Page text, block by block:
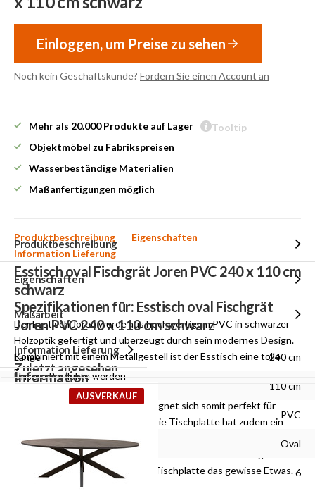
Einloggen, um Preise zu sehen
Noch kein Geschäftskunde? Fordern Sie einen Account an
Mehr als 20.000 Produkte auf Lager
Tooltip
Objektmöbel zu Fabrikspreisen
Wasserbeständige Materialien
Maßanfertigungen möglich
Produktbeschreibung
Eigenschaften
Information Lieferung
Produktbeschreibung
Esstisch oval Fischgrät Joren PVC 240 x 110 cm
schwarz
Der Esstisch Joren wurde aus hochwertigem PVC in schwarzer
Holzoptik gefertigt und überzeugt durch sein modernes Design.
Kombiniert mit einem Metallgestell ist der Esstisch eine tolle
Ergänzung.
Der Esstisch Joren ist oval und eignet sich somit perfekt für
einen etwas schmaleren Raum. Die Tischplatte hat zudem ein
Fischgrätmuster, dafür wurden einzelne Platten wie eine
Fischgräte aneinander gelegt. Dieses Muster wird auch gerne für
Böden genutzt und verleiht der Tischplatte das gewisse Etwas.
Eigenschaften
Spezifikationen für: Esstisch oval Fischgrät
Joren PVC 240 x 110 cm schwarz
Länge 240 cm
Breite 110 cm
PVC
Form Oval
Geeignet für Anzahl Personen 6
Maßarbeit
Information Lieferung
Information
Lieferung
Unsere Produkte werden
mit Postnl/Hermes, DHL
oder unserem eigenen
Sie können die Produkte
nach Abspache auch in
unserem Lager abholen.
Zuletzt angesehen
AUSVERKAUF